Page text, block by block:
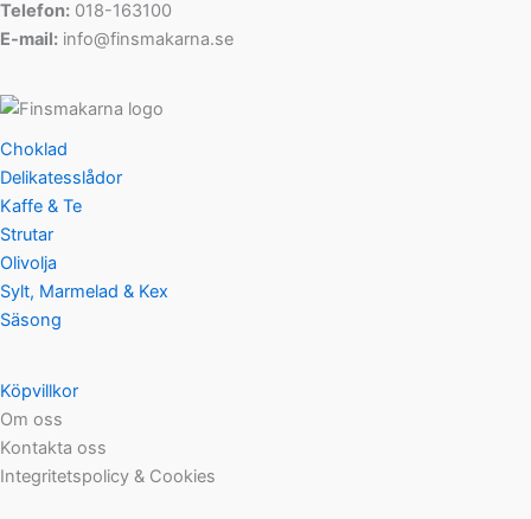
Telefon: 018-163100
E-mail: info@finsmakarna.se
Choklad
Delikatesslådor
Kaffe & Te
Strutar
Olivolja
Sylt, Marmelad & Kex
Säsong
Köpvillkor
Om oss
Kontakta oss
Integritetspolicy & Cookies